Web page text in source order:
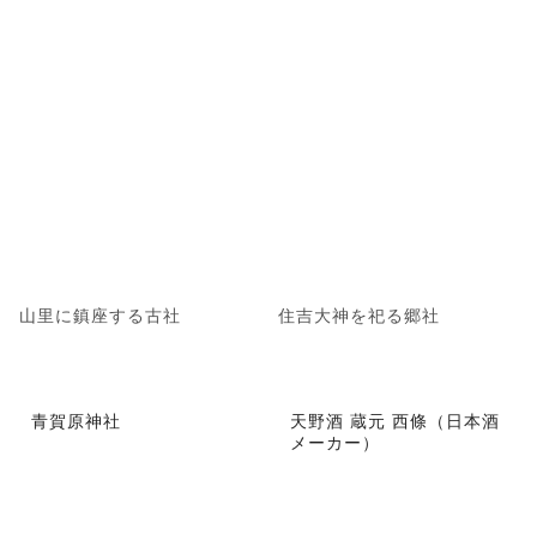
山里に鎮座する古社 住吉大神を祀る郷社
青賀原神社
天野酒 蔵元 西條（日本酒
メーカー）